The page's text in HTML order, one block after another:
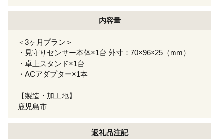
内容量
＜3ヶ月プラン＞
・見守りセンサー本体×1台 外寸：70×96×25（mm）
・卓上スタンド×1台
・ACアダプター×1本
【製造・加工地】
鹿児島市
返礼品注記